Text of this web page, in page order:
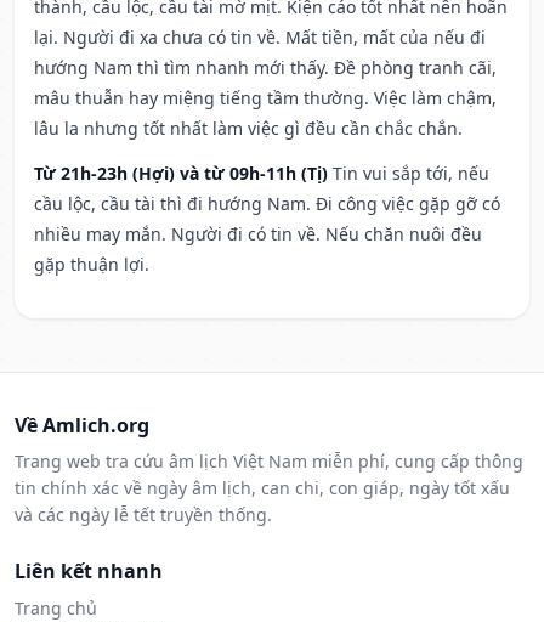
thành, cầu lộc, cầu tài mờ mịt. Kiện cáo tốt nhất nên hoãn
lại. Người đi xa chưa có tin về. Mất tiền, mất của nếu đi
hướng Nam thì tìm nhanh mới thấy. Đề phòng tranh cãi,
mâu thuẫn hay miệng tiếng tầm thường. Việc làm chậm,
lâu la nhưng tốt nhất làm việc gì đều cần chắc chắn.
Từ 21h-23h (Hợi) và từ 09h-11h (Tị) Tin vui sắp tới, nếu
cầu lộc, cầu tài thì đi hướng Nam. Đi công việc gặp gỡ có
nhiều may mắn. Người đi có tin về. Nếu chăn nuôi đều
gặp thuận lợi.
Về Amlich.org
Trang web tra cứu âm lịch Việt Nam miễn phí, cung cấp thông
tin chính xác về ngày âm lịch, can chi, con giáp, ngày tốt xấu
và các ngày lễ tết truyền thống.
Liên kết nhanh
Trang chủ